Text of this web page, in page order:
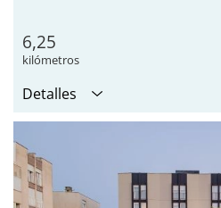
6,25
kilómetros
Detalles